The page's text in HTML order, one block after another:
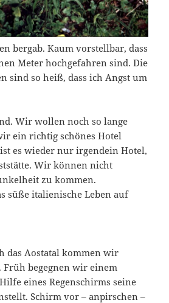
bergab. Kaum vorstellbar, dass
Meter hochgefahren sind. Die
sind so heiß, dass ich Angst um
Wir wollen noch so lange
ein richtig schönes Hotel
es wieder nur irgendein Hotel,
Wir können nicht
zu kommen.
süße italienische Leben auf
das Aostatal kommen wir
Früh begegnen wir einem
eines Regenschirms seine
Schirm vor – anpirschen –